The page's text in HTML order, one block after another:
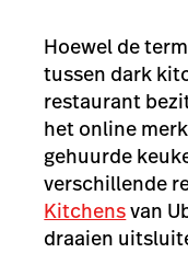
Hoewel de
tussen dark
restaurant
het online
gehuurde
verschillende
Kitchensvan
draaien